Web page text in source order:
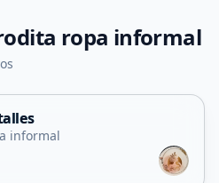
ropa informal
informal